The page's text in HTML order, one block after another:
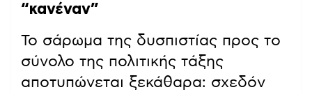
“κανέναν”
Το σάρωμα της δυσπιστίας προς το
σύνολο της πολιτικής τάξης
αποτυπώνεται ξεκάθαρα: σχεδόν